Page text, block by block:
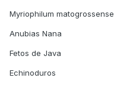
Myriophilum matogrossense
Anubias Nana
Fetos de Java
Echinoduros